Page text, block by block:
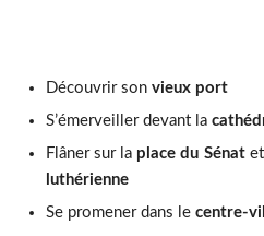
Découvrir son vieux port
S’émerveiller devant la
Flâner sur la place du Sénatet
luthérienne
Se promener dans le centre-